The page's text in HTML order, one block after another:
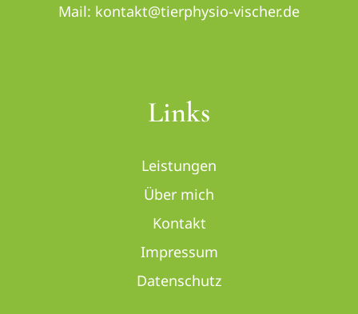
Mail: kontakt@tierphysio-vischer.de
Links
Leistungen
Über mich
Kontakt
Impressum
Datenschutz